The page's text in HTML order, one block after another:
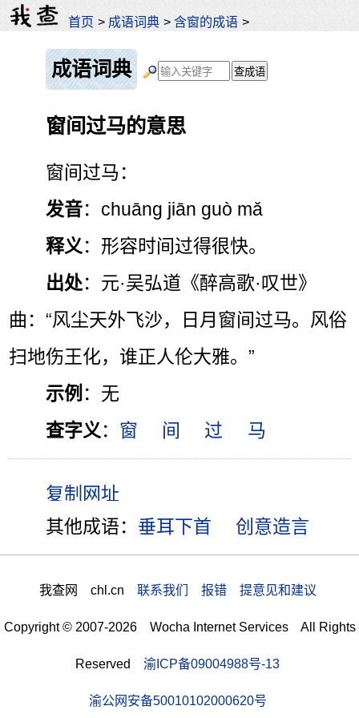
首页 > 成语词典 >含窗的成语 >
成语词典
窗间过马的意思
窗间过马：
发音：chuāng jiān guò mǎ
释义 ：形容时间过得很快。
出处：元·吴弘道《醉高歌·叹世》
曲：“风尘天外飞沙，日月窗间过马。风俗
扫地伤王化，谁正人伦大雅。”
示例 ：无
查字义 ： 窗 间 过 马
其他成语： 垂耳下首 创意造言
我查网 chl.cn 联系我们 报错 提意见和建议
Copyright © 2007-2026 Wocha Internet Services All Rights
Reserved 渝ICP备09004988号-13
渝公网安备50010102000620号